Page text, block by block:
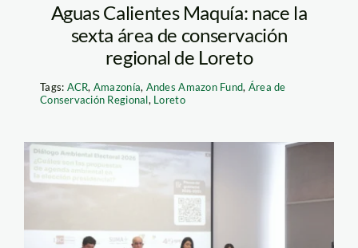
Aguas Calientes Maquía: nace la
sexta área de conservación
regional de Loreto
Tags: ACR, Amazonía, Andes Amazon Fund, Área de
Conservación Regional, Loreto
debate tecnico –
grade